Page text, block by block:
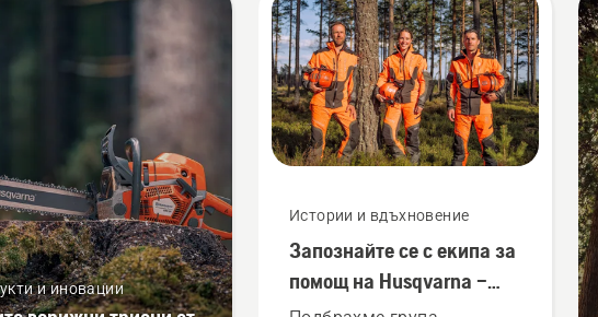
и иновации
да бъде сменена.
Истории и вдъхновение
Запознайте се с екипа за
помощ на Husqvarna –
нашите най-взискателни